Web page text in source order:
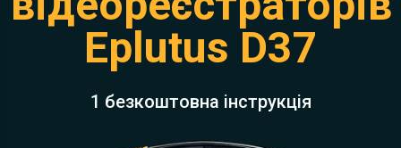
Eplutus D37
1 безкоштовна інструкція